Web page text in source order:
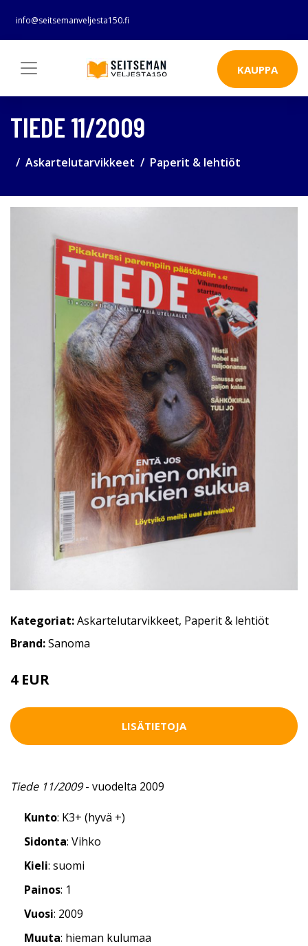
info@seitsemanveljesta150.fi
KAUPPA
TIEDE 11/2009
Askartelutarvikkeet Paperit & lehtiöt
Kategoriat:Askartelutarvikkeet, Paperit & lehtiöt
Brand:Sanoma
4 EUR
LISÄTIETOJA
Tiede 11/2009- vuodelta 2009
Kunto: K3+ (hyvä +)
Sidonta: Vihko
Kieli: suomi
Painos: 1
Vuosi: 2009
Muuta: hieman kulumaa